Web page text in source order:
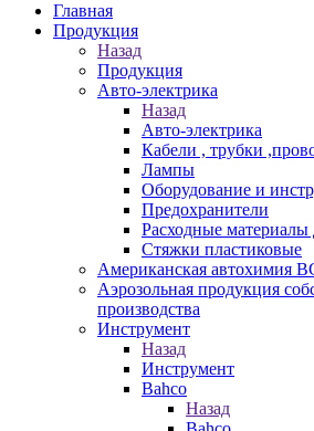
Главная
Продукция
Назад
Продукция
Авто-электрика
Назад
Авто-электрика
Кабели , трубки
Лампы
Оборудование и
Предохранители
Расходные материалы
Стяжки пластиковые
Американская автохимия
Аэрозольная продукция
производства
Инструмент
Назад
Инструмент
Bahco
Назад